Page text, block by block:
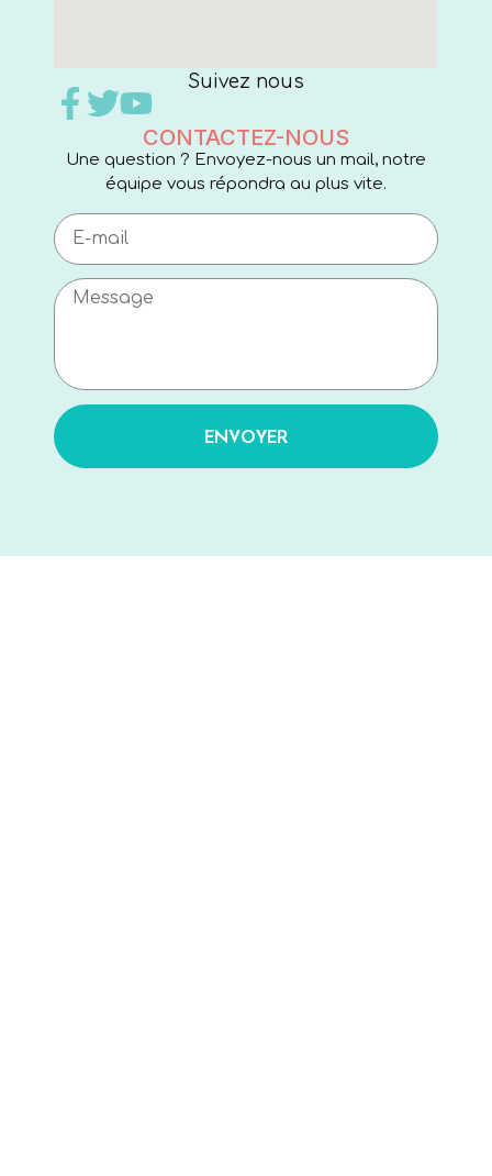
Suivez nous
CONTACTEZ-NOUS
Une question ? Envoyez-nous un mail, notre
équipe vous répondra au plus vite.
ENVOYER